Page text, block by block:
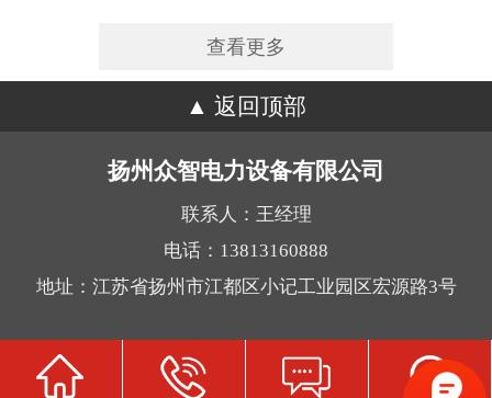
试的好处是什么呢？
查看更多
返回顶部
扬州众智电力设备有限公司
联系人：王经理
电话：13813160888
地址：江苏省扬州市江都区小记工业园区宏源路3号